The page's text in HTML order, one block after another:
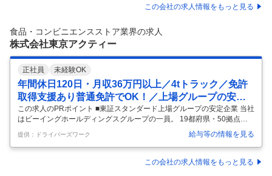
た最先端流通モデル／在宅勤務（一部導入実績あり）／2035年には700
において、生産ラインとユーティリティーの保全業務及び製造工場に付
随する各種電気設備の保守管理業務をお任せします。（特別高圧6
この会社の求人情報をもっと見る
食品・コンビニエンスストア業界の求人
株式会社東京アクティー
正社員 未経験OK
年間休日120日・月収36万円以上／4tトラック／免許
取得支援あり普通免許でOK！／上場グループの安定
企業
この求人のPRポイント ■東証スタンダード上場グループの安定企業 当社
はビーイングホールディングスグループの一員。 19都府県・50拠点以
上を展開する安定した経営基盤のもと、安心して長く働けます。 ■頑張
り次第でぐんぐん給与アップ！ 職能給制度があり、6万円以上昇給する
ドライバーもいます。 経験を活かして月収45万円以上も目指せます。 ■
キャリアアップも可能 ドライバーとして経験を積んだ後は、配車や管理
提供：ドライバーズワーク 給与等の情報を見る
この会社の求人情報をもっと見る